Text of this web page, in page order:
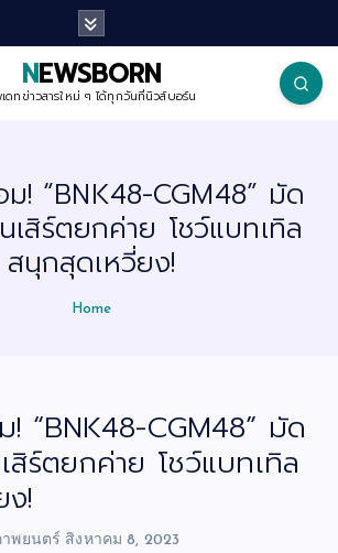
NEWSBORN
ดทข่าวสารใหม่ ๆ ได้ทุกวันที่นิวส์บอร์น
! “BNK48-CGM48” มัด
สิร์ตยกค่าย โชว์แบทเทิล
สนุกสุดเหวี่ยง!
Home
“BNK48-CGM48” มัด
ร์ตยกค่าย โชว์แบทเทิล
!
พยนตร์ สิงหาคม 8, 2023